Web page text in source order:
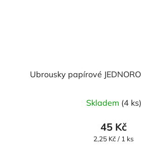
Ubrousky papírové
Skladem (4 ks)
45 Kč
Měrná
2,25 Kč / 1 ks